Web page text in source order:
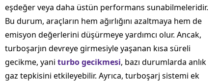
eşdeğer veya daha üstün performans sunabilmeleridir.
Bu durum, araçların hem ağırlığını azaltmaya hem de
emisyon değerlerini düşürmeye yardımcı olur. Ancak,
turboşarjın devreye girmesiyle yaşanan kısa süreli
gecikme, yani turbo gecikmesi, bazı durumlarda anlık
gaz tepkisini etkileyebilir. Ayrıca, turboşarj sistemi ek